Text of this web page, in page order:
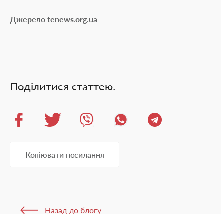
Джерело tenews.org.ua
Поділитися статтею:
Копіювати посилання
Назад до блогу